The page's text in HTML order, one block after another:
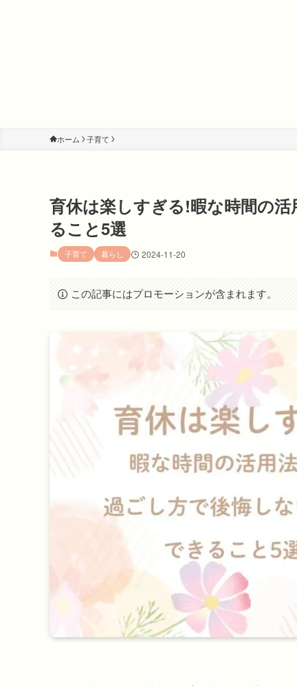
ホーム 子育て
育休は楽しすぎる!暇な時間の
ること5選
子育て 暮らし 2024-11-20
この記事にはプロモーションが含まれます。